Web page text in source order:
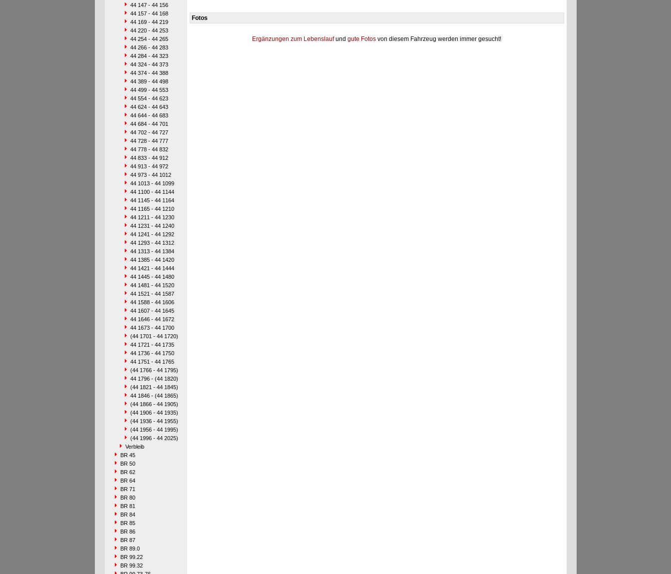
44 147 - 44 156
44 157 - 44 168
44 169 - 44 219
44 220 - 44 253
44 254 - 44 265
44 266 - 44 283
44 284 - 44 323
44 324 - 44 373
44 374 - 44 388
44 389 - 44 498
44 499 - 44 553
44 554 - 44 623
44 624 - 44 643
44 644 - 44 683
44 684 - 44 701
44 702 - 44 727
44 728 - 44 777
44 778 - 44 832
44 833 - 44 912
44 913 - 44 972
44 973 - 44 1012
44 1013 - 44 1099
44 1100 - 44 1144
44 1145 - 44 1164
44 1165 - 44 1210
44 1211 - 44 1230
44 1231 - 44 1240
44 1241 - 44 1292
44 1293 - 44 1312
44 1313 - 44 1384
44 1385 - 44 1420
44 1421 - 44 1444
44 1445 - 44 1480
44 1481 - 44 1520
44 1521 - 44 1587
44 1588 - 44 1606
44 1607 - 44 1645
44 1646 - 44 1672
44 1673 - 44 1700
(44 1701 - 44 1720)
44 1721 - 44 1735
44 1736 - 44 1750
44 1751 - 44 1765
(44 1766 - 44 1795)
44 1796 - (44 1820)
(44 1821 - 44 1845)
44 1846 - (44 1865)
(44 1866 - 44 1905)
(44 1906 - 44 1935)
(44 1936 - 44 1955)
(44 1956 - 44 1995)
(44 1996 - 44 2025)
Verbleib
BR 45
BR 50
BR 62
BR 64
BR 71
BR 80
BR 81
BR 84
BR 85
BR 86
BR 87
BR 89.0
BR 99.22
BR 99.32
Fotos
Ergänzungen zum Lebenslaufund gute Fotos von diesem Fahrzeug werden immer gesucht!